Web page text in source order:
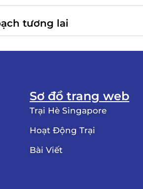
tương lai
Sơ đồ trang web
Trại Hè Singapore
Hoạt Động Trại
Bài Viết